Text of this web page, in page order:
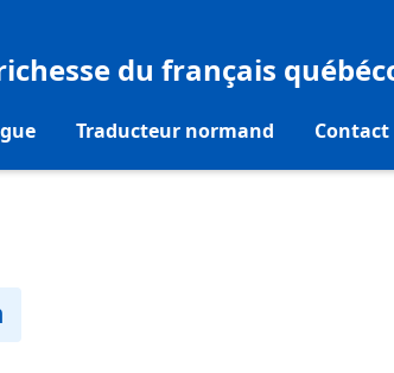
du français
Traducteur normand Contact